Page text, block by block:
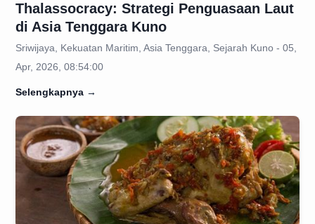
Thalassocracy: Strategi Penguasaan Laut
di Asia Tenggara Kuno
Sriwijaya, Kekuatan Maritim, Asia Tenggara, Sejarah Kuno - 05,
Apr, 2026, 08:54:00
Selengkapnya →